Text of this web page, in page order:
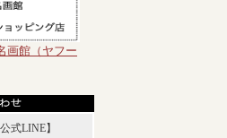
画館（ヤフー
式LINE】